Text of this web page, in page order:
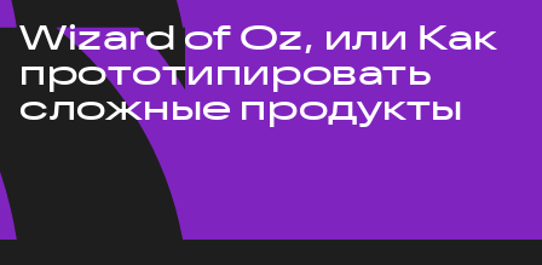
Wizard of Oz, или Как
прототипировать
сложные продукты